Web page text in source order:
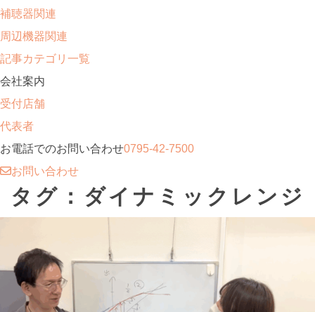
補聴器関連
周辺機器関連
記事カテゴリ一覧
会社案内
受付店舗
代表者
お電話でのお問い合わせ0795-42-7500
お問い合わせ
タグ：ダイナミックレンジ